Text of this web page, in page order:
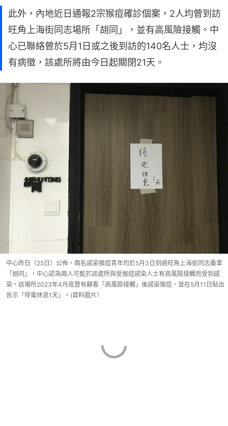
此外，內地近日通報2宗猴痘確診個案，2人均曾到訪
旺角上海街同志場所「胡同」，並有高風險接觸。中
心已聯絡曾於5月1日或之後到訪的140名人士，均沒
有病徵，該處所將由今日起關閉21天。
中心昨日（25日）公佈，兩名感染猴痘青年均於5月3日到過旺角上海街同志桑拿
「胡同」，中心認為兩人可能於該處所與受猴痘感染人士有高風險接觸而受到感
染。該場所2023年4月底曾有顧客「高風險接觸」後感染猴痘，並在5月11日貼出
告示「停電休息1天」。(資料圖片）